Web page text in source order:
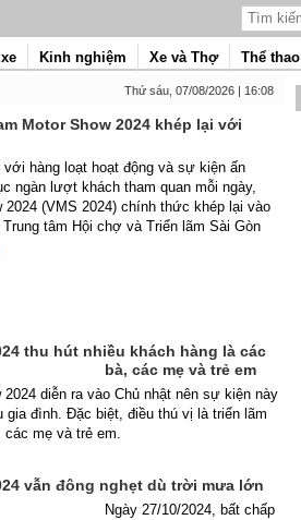
Kinh nghiệm Xe và Thợ Thể thao
Thứ sáu, 07/08/2026 | 16:08
Motor Show 2024 khép lại với
với hàng loạt hoạt động và sự kiện ấn
ngàn lượt khách tham quan mỗi ngày,
2024 (VMS 2024) chính thức khép lại vào
tâm Hội chợ và Triển lãm Sài Gòn
thu hút nhiều khách hàng là các
bà, các mẹ và trẻ em
diễn ra vào Chủ nhật nên sự kiện này
đình. Đặc biệt, điều thú vị là triển lãm
các mẹ và trẻ em.
vẫn đông nghẹt dù trời mưa lớn
Ngày 27/10/2024, bất chấp